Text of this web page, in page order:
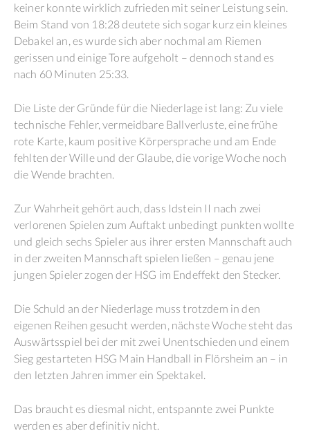
keiner konnte wirklich zufrieden mit seiner Leistung sein.
Beim Stand von 18:28 deutete sich sogar kurz ein kleines
Debakel an, es wurde sich aber nochmal am Riemen
gerissen und einige Tore aufgeholt – dennoch stand es
nach 60 Minuten 25:33.
Die Liste der Gründe für die Niederlage ist lang: Zu viele
technische Fehler, vermeidbare Ballverluste, eine frühe
rote Karte, kaum positive Körpersprache und am Ende
fehlten der Wille und der Glaube, die vorige Woche noch
die Wende brachten.
Zur Wahrheit gehört auch, dass Idstein II nach zwei
verlorenen Spielen zum Auftakt unbedingt punkten wollte
und gleich sechs Spieler aus ihrer ersten Mannschaft auch
in der zweiten Mannschaft spielen ließen – genau jene
jungen Spieler zogen der HSG im Endeffekt den Stecker.
Die Schuld an der Niederlage muss trotzdem in den
eigenen Reihen gesucht werden, nächste Woche steht das
Auswärtsspiel bei der mit zwei Unentschieden und einem
Sieg gestarteten HSG Main Handball in Flörsheim an – in
den letzten Jahren immer ein Spektakel.
Das braucht es diesmal nicht, entspannte zwei Punkte
werden es aber definitiv nicht.